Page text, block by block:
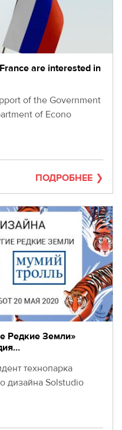
are interested in
of the Government
of Econo
ПОДРОБНЕЕ
Редкие Земли»
технопарка
дизайна Solstudio